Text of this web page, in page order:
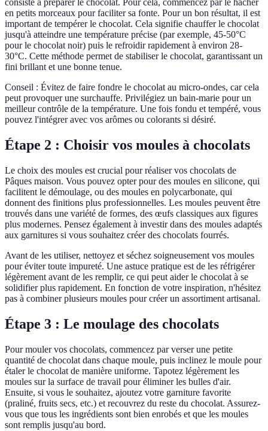
consiste à préparer le chocolat. Pour cela, commencez par le hacher
en petits morceaux pour faciliter sa fonte. Pour un bon résultat, il est
important de tempérer le chocolat. Cela signifie chauffer le chocolat
jusqu'à atteindre une température précise (par exemple, 45-50°C
pour le chocolat noir) puis le refroidir rapidement à environ 28-
30°C. Cette méthode permet de stabiliser le chocolat, garantissant un
fini brillant et une bonne tenue.
Conseil : Évitez de faire fondre le chocolat au micro-ondes, car cela
peut provoquer une surchauffe. Privilégiez un bain-marie pour un
meilleur contrôle de la température. Une fois fondu et tempéré, vous
pouvez l'intégrer avec vos arômes ou colorants si désiré.
Étape 2 : Choisir vos moules à chocolats
Le choix des moules est crucial pour réaliser vos chocolats de
Pâques maison. Vous pouvez opter pour des moules en silicone, qui
facilitent le démoulage, ou des moules en polycarbonate, qui
donnent des finitions plus professionnelles. Les moules peuvent être
trouvés dans une variété de formes, des œufs classiques aux figures
plus modernes. Pensez également à investir dans des moules adaptés
aux garnitures si vous souhaitez créer des chocolats fourrés.
Avant de les utiliser, nettoyez et séchez soigneusement vos moules
pour éviter toute impureté. Une astuce pratique est de les réfrigérer
légèrement avant de les remplir, ce qui peut aider le chocolat à se
solidifier plus rapidement. En fonction de votre inspiration, n'hésitez
pas à combiner plusieurs moules pour créer un assortiment artisanal.
Étape 3 : Le moulage des chocolats
Pour mouler vos chocolats, commencez par verser une petite
quantité de chocolat dans chaque moule, puis inclinez le moule pour
étaler le chocolat de manière uniforme. Tapotez légèrement les
moules sur la surface de travail pour éliminer les bulles d'air.
Ensuite, si vous le souhaitez, ajoutez votre garniture favorite
(praliné, fruits secs, etc.) et recouvrez du reste du chocolat. Assurez-
vous que tous les ingrédients sont bien enrobés et que les moules
sont remplis jusqu'au bord.